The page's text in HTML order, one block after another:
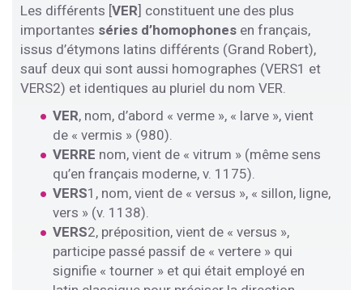
Les différents [VER] constituent une des plus
importantes séries d’homophones en français,
issus d’étymons latins différents (Grand Robert),
sauf deux qui sont aussi homographes (VERS1 et
VERS2) et identiques au pluriel du nom VER.
VER, nom, d’abord « verme », « larve », vient
de « vermis » (980).
VERRE nom, vient de « vitrum » (même sens
qu’en français moderne, v. 1175).
VERS1, nom, vient de « versus », « sillon, ligne,
vers » (v. 1138).
VERS2, préposition, vient de « versus »,
participe passé passif de « vertere » qui
signifie « tourner » et qui était employé en